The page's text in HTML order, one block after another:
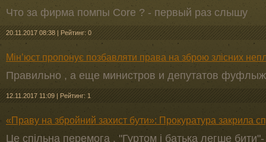
Что за фирма помпы Core ? - первый раз слышу
20.11.2017 08:38 | Рейтинг: 0
Мін’юст пропонує позбавляти права на зброю злісних
Правильно , а еще министров и депутатов
12.11.2017 11:09 | Рейтинг: 1
«Праву на збройний захист бути»: Прокуратура закрила
Це спільна перемога . "Гуртом і батька легше